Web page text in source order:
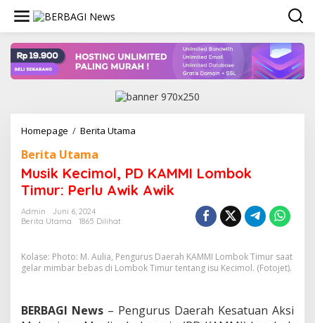
konten
Homepage / Berita Utama
KAMMI
Lombok
Timur:
Berita Utama
Musik Kecimol, PD KAMMI Lombok
Timur: Perlu Awik Awik
Admin
Juni 6, 2024
Berita Utama
1865 Dilihat
Kolase: Photo: M. Aulia, Pengurus Daerah KAMMI Lombok Timur saat
gelar mimbar bebas di Lombok Timur tentang isu Kecimol. (Fotojet).
BERBAGI News – Pengurus Daerah Kesatuan Aksi